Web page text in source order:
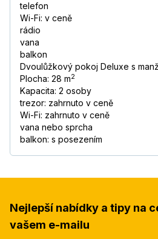
telefon
Wi-Fi: v ceně
rádio
vana
balkon
Dvoulůžkový pokoj Deluxe s
Plocha: 28 m2
Kapacita: 2 osoby
trezor: zahrnuto v ceně
Wi-Fi: zahrnuto v ceně
vana nebo sprcha
balkon: s posezením
Nejlepší nabídky a tipy na
vašem e-mailu